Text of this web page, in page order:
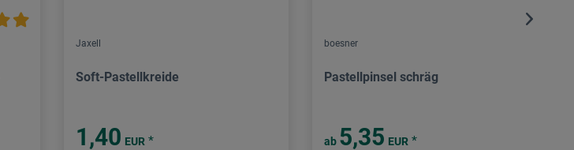
Jaxell
Soft-Pastellkreide
1,40 EUR *
boesner
Pastellpinsel schräg
ab 5,35 EUR *